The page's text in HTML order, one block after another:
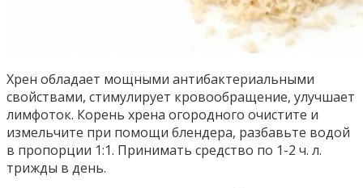
Хрен обладает мощными антибактериальными
свойствами, стимулирует кровообращение, улучшает
лимфоток. Корень хрена огородного очистите и
измельчите при помощи блендера, разбавьте водой
в пропорции 1:1. Принимать средство по 1-2 ч. л.
трижды в день.